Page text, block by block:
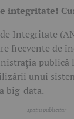
integritate!
Integritate
frecvente de
publică
unui
big-data.